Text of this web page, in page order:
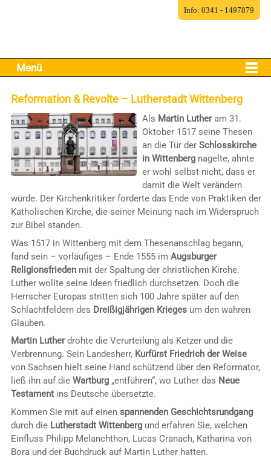
Menü
Reformation & Revolte – Lutherstadt Wittenberg
Als Martin Lutheram 31.
Oktober 1517 seine Thesen
an die Tür der Schlosskirche
in Wittenbergnagelte, ahnte
er wohl selbst nicht, dass er
damit die Welt verändern
würde. Der Kirchenkritiker forderte das Ende von Praktiken der
Katholischen Kirche, die seiner Meinung nach im Widerspruch
zur Bibel standen.
Was 1517 in Wittenberg mit dem Thesenanschlag begann,
fand sein – vorläufiges – Ende 1555 im Augsburger
Religionsfriedenmit der Spaltung der christlichen Kirche.
Luther wollte seine Ideen friedlich durchsetzen. Doch die
Herrscher Europas stritten sich 100 Jahre später auf den
Schlachtfeldern des Dreißigjährigen Kriegesum den wahren
Glauben.
Martin Lutherdrohte die Verurteilung als Ketzer und die
Verbrennung. Sein Landesherr, Kurfürst Friedrich der Weise
von Sachsen hielt seine Hand schützend über den Reformator,
ließ ihn auf die Wartburg„entführen“, wo Luther das Neue
Testamentins Deutsche übersetzte.
Kommen Sie mit auf einen spannenden Geschichtsrundgang
durch die Lutherstadt Wittenbergund erfahren Sie, welchen
Einfluss Philipp Melanchthon, Lucas Cranach, Katharina von
Bora und der Buchdruck auf Martin Luther hatten.
Info: 0341 - 1497879